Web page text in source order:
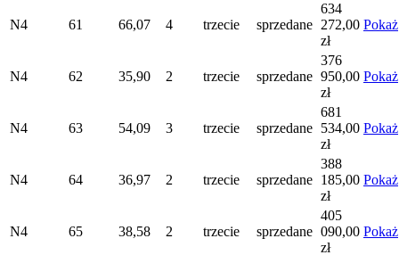
N4 61 66,07 4 trzecie sprzedane
634
272,00
zł
Pokaż
N4 62 35,90 2 trzecie sprzedane
376
950,00
zł
Pokaż
N4 63 54,09 3 trzecie sprzedane
681
534,00
zł
Pokaż
N4 64 36,97 2 trzecie sprzedane
388
185,00
zł
Pokaż
N4 65 38,58 2 trzecie sprzedane
405
090,00
zł
Pokaż